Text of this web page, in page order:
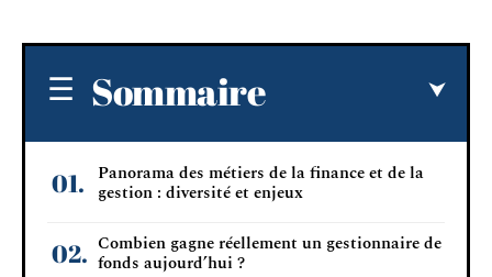
Sommaire
Panorama des métiers de la finance et de la
gestion : diversité et enjeux
Combien gagne réellement un gestionnaire de
fonds aujourd’hui ?